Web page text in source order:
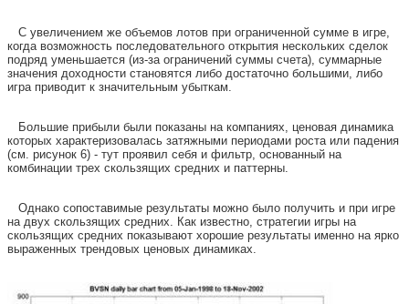
С увеличением же объемов лотов при ограниченной сумме в игре,
когда возможность последовательного открытия нескольких сделок
подряд уменьшается (из-за ограничений суммы счета), суммарные
значения доходности становятся либо достаточно большими, либо
игра приводит к значительным убыткам.
Большие прибыли были показаны на компаниях, ценовая динамика
которых характеризовалась затяжными периодами роста или падения
(см. рисунок 6) - тут проявил себя и фильтр, основанный на
комбинации трех скользящих средних и паттерны.
Однако сопоставимые результаты можно было получить и при игре
на двух скользящих средних. Как известно, стратегии игры на
скользящих средних показывают хорошие результаты именно на ярко
выраженных трендовых ценовых динамиках.